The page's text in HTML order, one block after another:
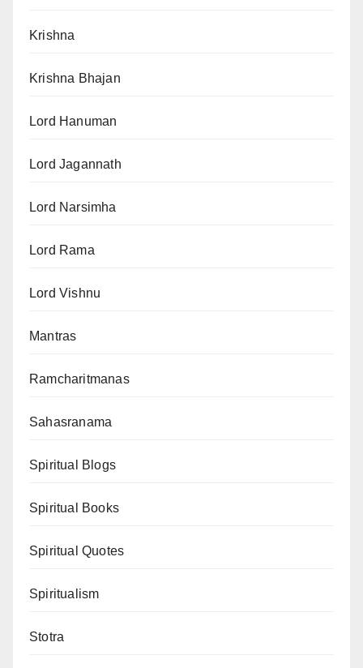
Krishna
Krishna Bhajan
Lord Hanuman
Lord Jagannath
Lord Narsimha
Lord Rama
Lord Vishnu
Mantras
Ramcharitmanas
Sahasranama
Spiritual Blogs
Spiritual Books
Spiritual Quotes
Spiritualism
Stotra